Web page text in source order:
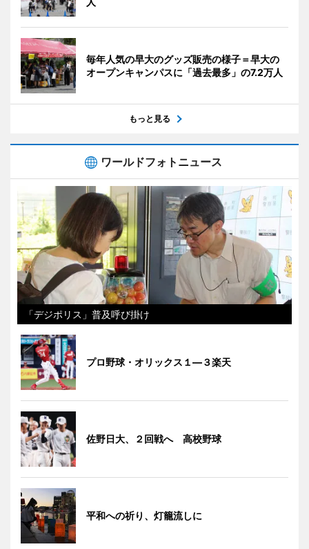
毎年人気の早大のグッズ販売の様子＝早大の
オープンキャンパスに「過去最多」の7.2万人
もっと見る
ワールドフォトニュース
「デジポリス」普及呼び掛け
プロ野球・オリックス１―３楽天
佐野日大、２回戦へ 高校野球
平和への祈り、灯籠流しに